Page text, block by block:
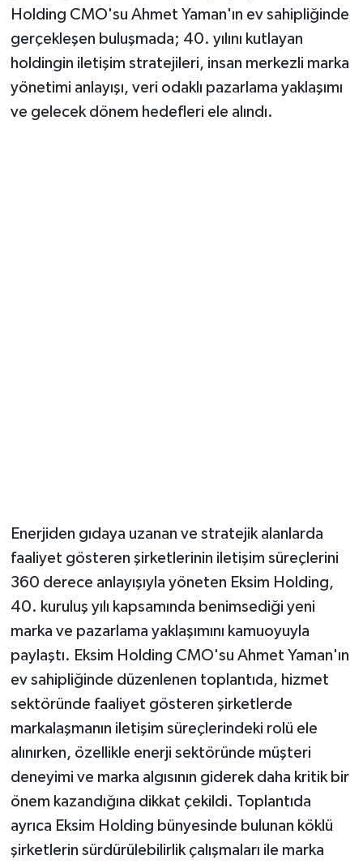
Holding CMO'su Ahmet Yaman'ın ev sahipliğinde
gerçekleşen buluşmada; 40. yılını kutlayan
holdingin iletişim stratejileri, insan merkezli marka
yönetimi anlayışı, veri odaklı pazarlama yaklaşımı
ve gelecek dönem hedefleri ele alındı.
Enerjiden gıdaya uzanan ve stratejik alanlarda
faaliyet gösteren şirketlerinin iletişim süreçlerini
360 derece anlayışıyla yöneten Eksim Holding,
40. kuruluş yılı kapsamında benimsediği yeni
marka ve pazarlama yaklaşımını kamuoyuyla
paylaştı. Eksim Holding CMO'su Ahmet Yaman'ın
ev sahipliğinde düzenlenen toplantıda, hizmet
sektöründe faaliyet gösteren şirketlerde
markalaşmanın iletişim süreçlerindeki rolü ele
alınırken, özellikle enerji sektöründe müşteri
deneyimi ve marka algısının giderek daha kritik bir
önem kazandığına dikkat çekildi. Toplantıda
ayrıca Eksim Holding bünyesinde bulunan köklü
şirketlerin sürdürülebilirlik çalışmaları ile marka